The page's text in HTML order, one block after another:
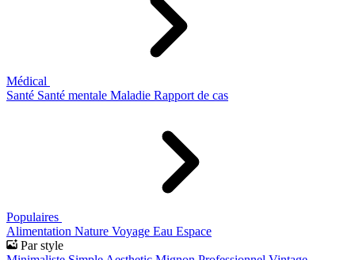
Médical
Santé Santé mentale Maladie Rapport de cas
Populaires
Alimentation Nature Voyage Eau Espace
Par style